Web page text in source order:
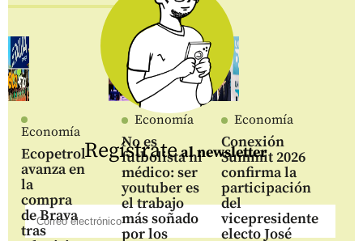
Economía
Ecopetrol
avanza en
la
compra
de Brava
tras
Economía
No es
futbolista ni
médico: ser
youtuber es
el trabajo
más soñado
por los
Economía
Conexión
Summit 2026
confirma la
participación
del
vicepresidente
electo José
Regístrateal newsletter